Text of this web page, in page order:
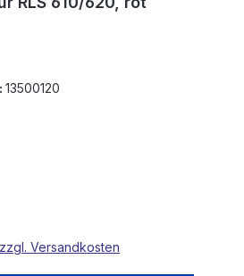
13500120
Versandkosten